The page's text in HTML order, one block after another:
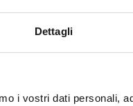
Dettagli
i vostri dati personali,